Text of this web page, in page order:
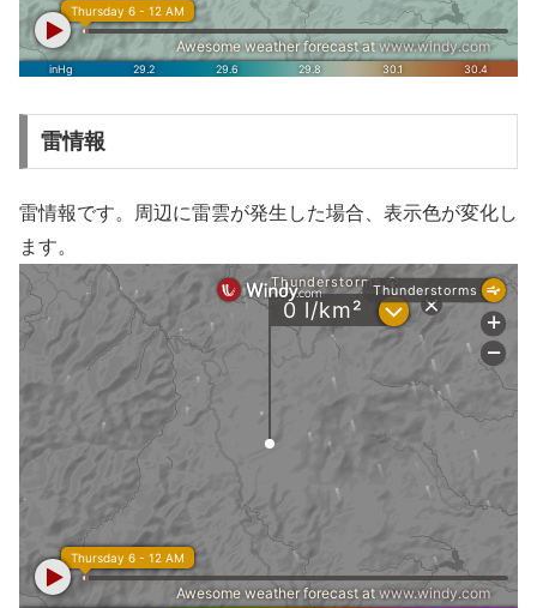
雷情報
雷情報です。周辺に雷雲が発生した場合、表示色が変化し
ます。